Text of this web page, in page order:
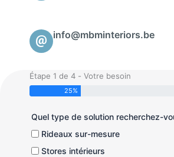
info@mbminteriors.be
Étape 1 de 4 - Votre besoin
25%
Quel type de solution recherchez-
Rideaux sur-mesure
Stores intérieurs